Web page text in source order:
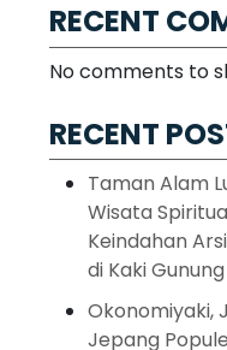
RECENT
No comments to
RECENT
Taman Alam
Wisata
Keindahan
di Kaki Gunung
Okonomiyaki,
Jepang